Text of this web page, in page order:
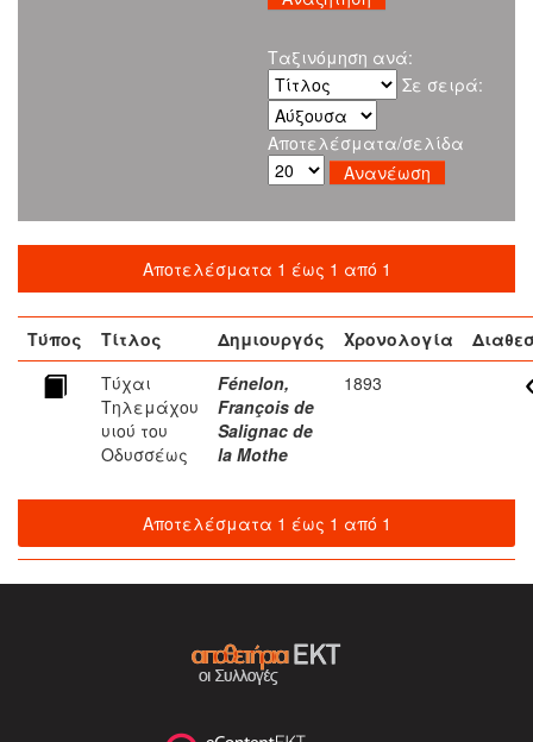
Ταξινόμηση ανά:
Σε σειρά:
Αποτελέσματα/σελίδα
Αποτελέσματα 1 έως 1 από 1
Τύπος Τίτλος Δημιουργός Χρονολογία
Τύχαι
Τηλεμάχου
υιού του
Οδυσσέως
Fénelon,
François de
Salignac de
la Mothe
1893
Αποτελέσματα 1 έως 1 από 1